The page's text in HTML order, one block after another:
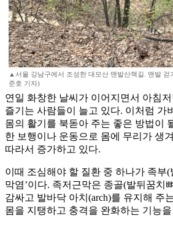
▲서울 강남구에서 조성한 대모산 맨발산책길. 맨발
준호 기자)
연일 화창한 날씨가 이어지면서 아침
즐기는 사람들이 늘고 있다. 이처럼 가
몸의 활기를 북돋아 주는 좋은 방법이
한 보행이나 운동으로 몸에 무리가 생
따라서 증가하고 있다.
이때 조심해야 할 질환 중 하나가 족부(
막염’이다. 족저근막은 종골(발뒤꿈치
감싸고 발바닥 아치(arch)를 유지해 주
몸을 지탱하고 충격을 완화하는 기능